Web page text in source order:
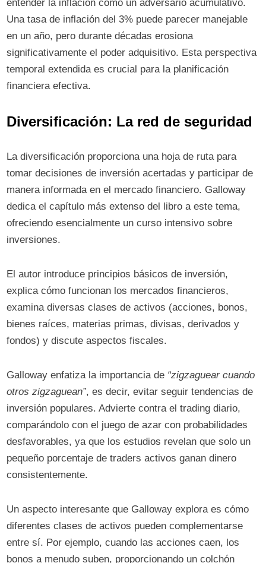
entender la inflación como un adversario acumulativo.
Una tasa de inflación del 3% puede parecer manejable
en un año, pero durante décadas erosiona
significativamente el poder adquisitivo. Esta perspectiva
temporal extendida es crucial para la planificación
financiera efectiva.
Diversificación: La red de seguridad
La diversificación proporciona una hoja de ruta para
tomar decisiones de inversión acertadas y participar de
manera informada en el mercado financiero. Galloway
dedica el capítulo más extenso del libro a este tema,
ofreciendo esencialmente un curso intensivo sobre
inversiones.
El autor introduce principios básicos de inversión,
explica cómo funcionan los mercados financieros,
examina diversas clases de activos (acciones, bonos,
bienes raíces, materias primas, divisas, derivados y
fondos) y discute aspectos fiscales.
Galloway enfatiza la importancia de “zigzaguear cuando
otros zigzaguean”, es decir, evitar seguir tendencias de
inversión populares. Advierte contra el trading diario,
comparándolo con el juego de azar con probabilidades
desfavorables, ya que los estudios revelan que solo un
pequeño porcentaje de traders activos ganan dinero
consistentemente.
Un aspecto interesante que Galloway explora es cómo
diferentes clases de activos pueden complementarse
entre sí. Por ejemplo, cuando las acciones caen, los
bonos a menudo suben, proporcionando un colchón